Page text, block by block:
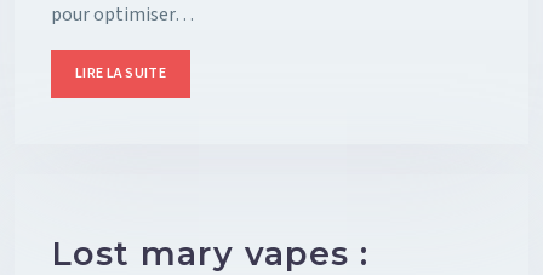
pour optimiser…
LIRE LA SUITE
Lost mary vapes :